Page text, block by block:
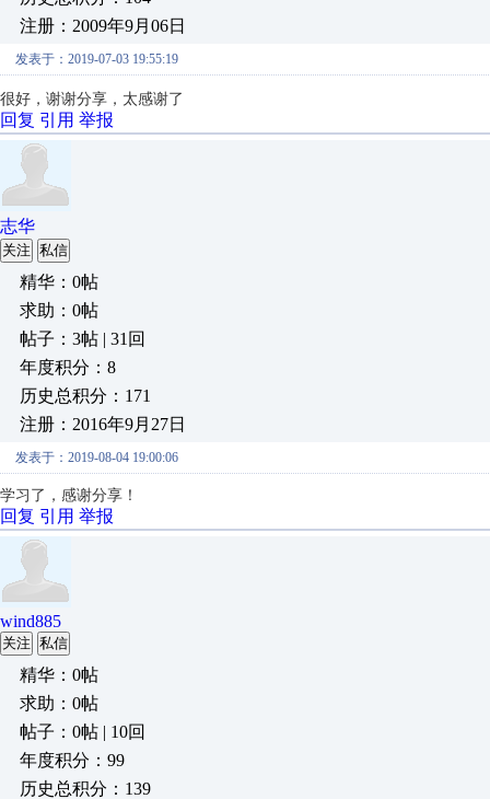
注册：2009年9月06日
发表于：2019-07-03 19:55:19
很好，谢谢分享，太感谢了
回复 引用 举报
志华
关注 私信
精华：0帖
求助：0帖
帖子：3帖 | 31回
年度积分：8
历史总积分：171
注册：2016年9月27日
发表于：2019-08-04 19:00:06
学习了，感谢分享！
回复 引用 举报
wind885
关注 私信
精华：0帖
求助：0帖
帖子：0帖 | 10回
年度积分：99
历史总积分：139